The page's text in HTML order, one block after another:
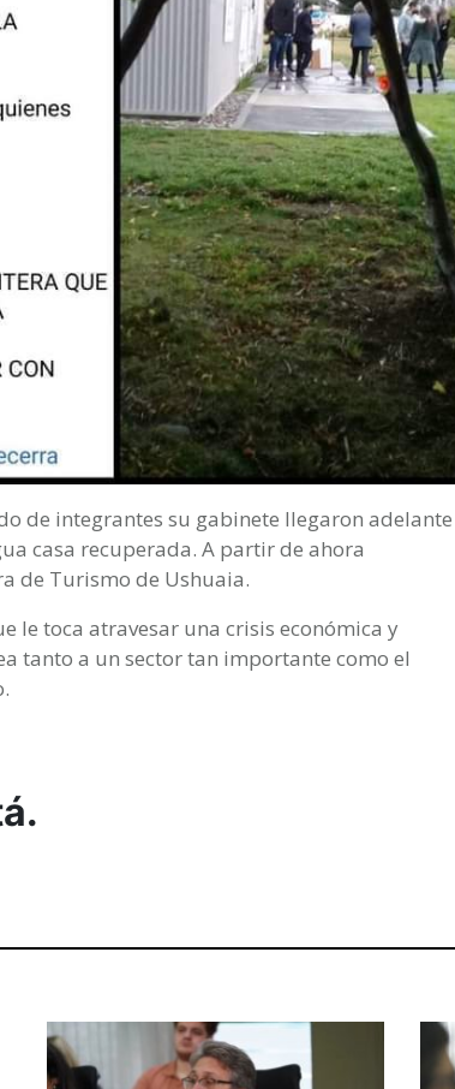
de integrantes su gabinete llegaron adelante
casa recuperada. A partir de ahora
de Turismo de Ushuaia.
le toca atravesar una crisis económica y
tanto a un sector tan importante como el